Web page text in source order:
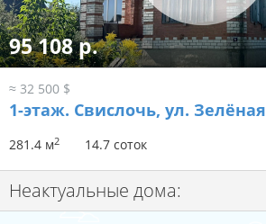
95 108 р.
≈ 32 500 $
1-этаж. Свислочь, ул. Зелёная
281.4 м2 14.7 соток
Неактуальные дома: